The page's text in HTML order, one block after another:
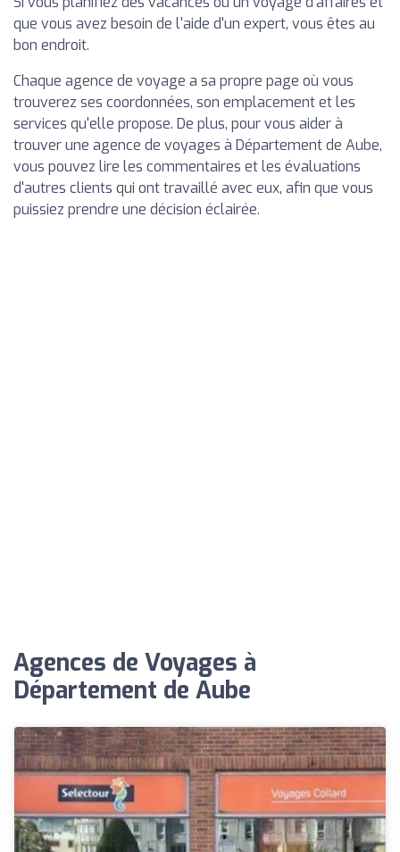
que vous avez besoin de l'aide d'un expert, vous êtes au
bon endroit.
Chaque agence de voyage a sa propre page où vous
trouverez ses coordonnées, son emplacement et les
services qu'elle propose. De plus, pour vous aider à
trouver une agence de voyages à Département de Aube,
vous pouvez lire les commentaires et les évaluations
d'autres clients qui ont travaillé avec eux, afin que vous
puissiez prendre une décision éclairée.
Agences de Voyages à
Département de Aube